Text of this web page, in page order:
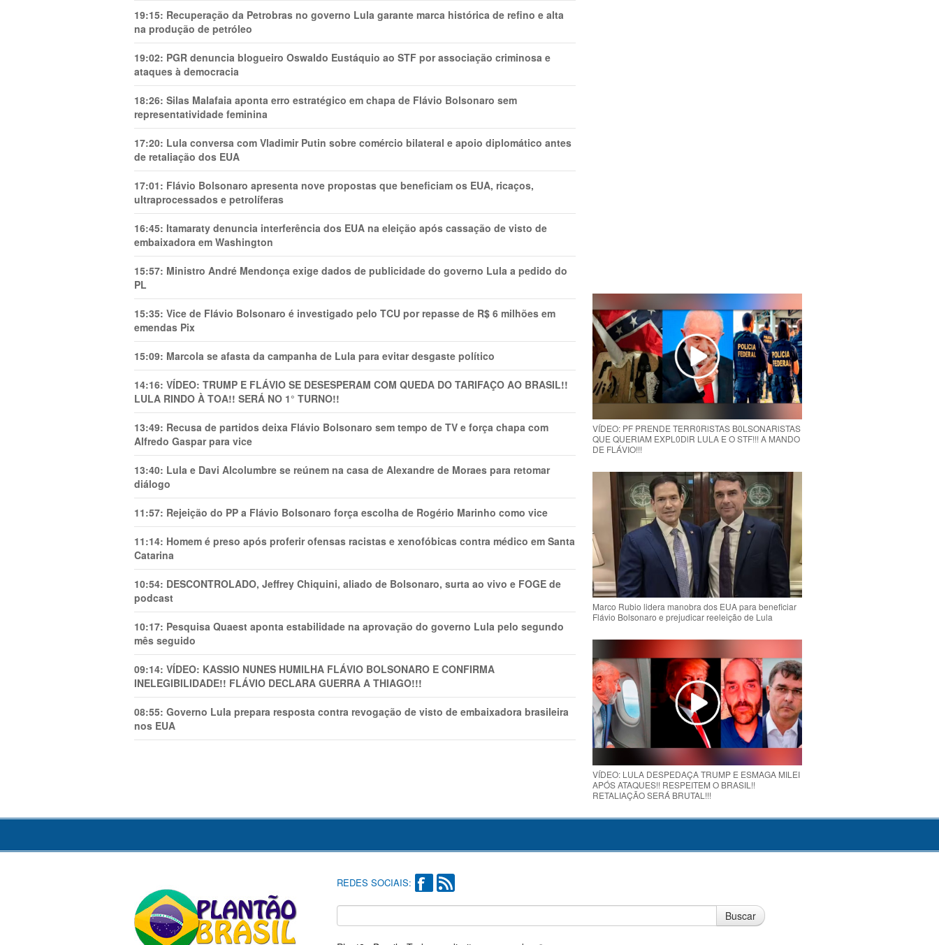
19:15: Recuperação da Petrobras no governo Lula garante marca histórica de refino e alta
na produção de petróleo
19:02: PGR denuncia blogueiro Oswaldo Eustáquio ao STF por associação criminosa e
ataques à democracia
18:26: Silas Malafaia aponta erro estratégico em chapa de Flávio Bolsonaro sem
representatividade feminina
17:20: Lula conversa com Vladimir Putin sobre comércio bilateral e apoio diplomático antes
de retaliação dos EUA
17:01: Flávio Bolsonaro apresenta nove propostas que beneficiam os EUA, ricaços,
ultraprocessados e petrolíferas
16:45: Itamaraty denuncia interferência dos EUA na eleição após cassação de visto de
embaixadora em Washington
15:57: Ministro André Mendonça exige dados de publicidade do governo Lula a pedido do
PL
15:35: Vice de Flávio Bolsonaro é investigado pelo TCU por repasse de R$ 6 milhões em
emendas Pix
15:09: Marcola se afasta da campanha de Lula para evitar desgaste político
14:16: VÍDEO: TRUMP E FLÁVIO SE DESESPERAM COM QUEDA DO TARIFAÇO AO BRASIL!!
LULA RINDO À TOA!! SERÁ NO 1° TURNO!!
13:49: Recusa de partidos deixa Flávio Bolsonaro sem tempo de TV e força chapa com
Alfredo Gaspar para vice
13:40: Lula e Davi Alcolumbre se reúnem na casa de Alexandre de Moraes para retomar
diálogo
11:57: Rejeição do PP a Flávio Bolsonaro força escolha de Rogério Marinho como vice
11:14: Homem é preso após proferir ofensas racistas e xenofóbicas contra médico em Santa
Catarina
10:54: DESCONTROLADO, Jeffrey Chiquini, aliado de Bolsonaro, surta ao vivo e FOGE de
podcast
10:17: Pesquisa Quaest aponta estabilidade na aprovação do governo Lula pelo segundo
mês seguido
09:14: VÍDEO: KASSIO NUNES HUMlLHA FLÁVIO BOLSONARO E CONFIRMA
INELEGIBILIDADE!! FLÁVIO DECLARA GUERRA A THIAGO!!!
08:55: Governo Lula prepara resposta contra revogação de visto de embaixadora brasileira
nos EUA
VÍDEO: PF PRENDE TERR0RlSTAS B0LSONARlSTAS
QUE QUERIAM EXPL0DlR LULA E O STF!!! A MANDO
DE FLÁVIO!!!
Marco Rubio lidera manobra dos EUA para beneficiar
Flávio Bolsonaro e prejudicar reeleição de Lula
VÍDEO: LULA DESPEDAÇA TRUMP E ESMAGA MILEI
APÓS ATAQUES!! RESPEITEM O BRASIL!!
RETALIAÇÃO SERÁ BRUTAL!!!
REDES SOCIAIS:
Buscar